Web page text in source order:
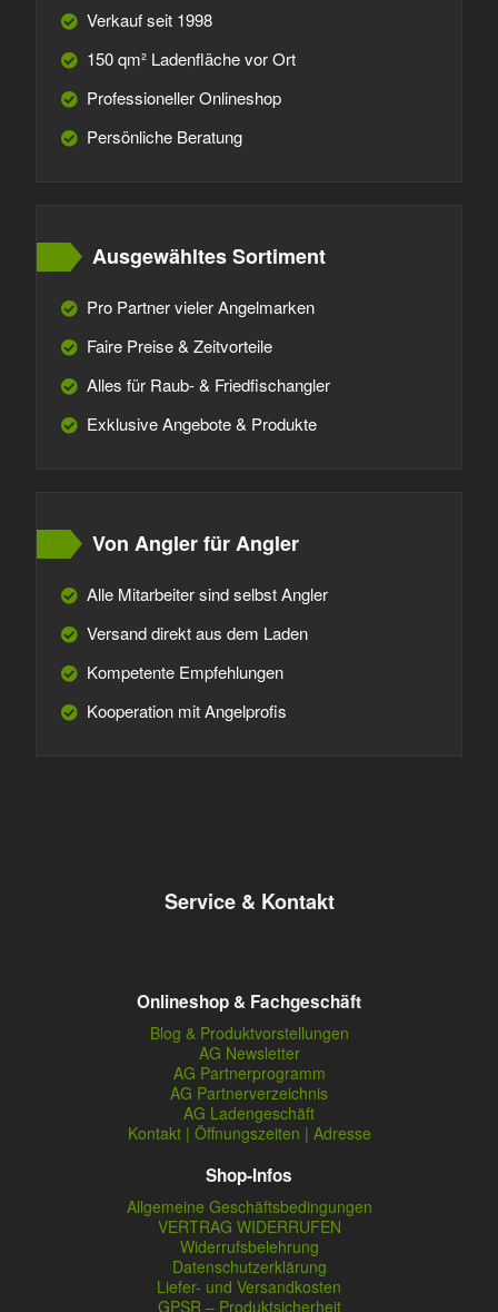
Verkauf seit 1998
150 qm² Ladenfläche vor Ort
Professioneller Onlineshop
Persönliche Beratung
Ausgewähltes Sortiment
Pro Partner vieler Angelmarken
Faire Preise & Zeitvorteile
Alles für Raub- & Friedfischangler
Exklusive Angebote & Produkte
Von Angler für Angler
Alle Mitarbeiter sind selbst Angler
Versand direkt aus dem Laden
Kompetente Empfehlungen
Kooperation mit Angelprofis
Service & Kontakt
Onlineshop & Fachgeschäft
Blog & Produktvorstellungen
AG Newsletter
AG Partnerprogramm
AG Partnerverzeichnis
AG Ladengeschäft
Kontakt | Öffnungszeiten | Adresse
Shop-Infos
Allgemeine Geschäftsbedingungen
VERTRAG WIDERRUFEN
Widerrufsbelehrung
Datenschutzerklärung
Liefer- und Versandkosten
GPSR – Produktsicherheit